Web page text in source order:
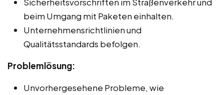
beim Umgang mit Paketen einhalten.
Unternehmensrichtlinien und
Qualitätsstandards befolgen.
Problemlösung:
Unvorhergesehene Probleme, wie